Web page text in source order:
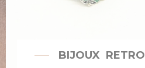
BIJOUX RETRO